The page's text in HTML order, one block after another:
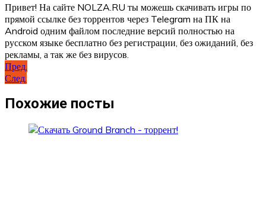
Привет! На сайте NOLZA.RU ты можешь скачивать игры по
прямой ссылке без торрентов через Telegram на ПК на
Android одним файлом последние версий полностью на
русском языке бесплатно без регистрации, без ожиданий, без
рекламы, а так же без вирусов.
Навигация
по
записям
Пред.
След.
Похожие посты